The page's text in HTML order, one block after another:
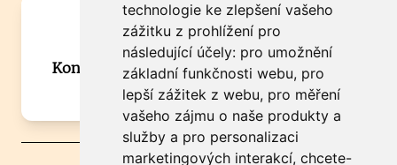
technologie ke zlepšení vašeho
zážitku z prohlížení pro
následující účely: pro umožnění
základní funkčnosti webu, pro
lepší zážitek z webu, pro měření
vašeho zájmu o naše produkty a
služby a pro personalizaci
marketingových interakcí, chcete-
Máte zajímavou informaci? Chcete
spolupracovat?
Kontaktujte šéfredaktora Martina Chalupu:
chalupa@ctidoma.cz